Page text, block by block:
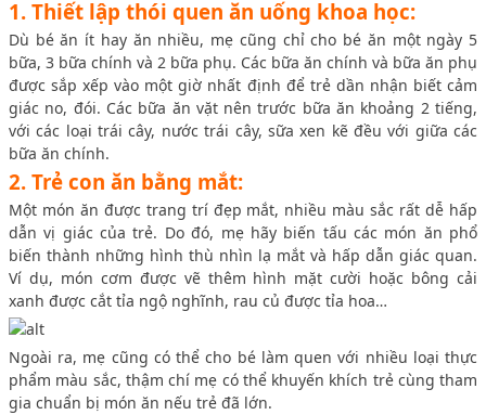
1. Thiết lập thói quen ăn uống khoa học:
Dù bé ăn ít hay ăn nhiều, mẹ cũng chỉ cho bé ăn một ngày 5
bữa, 3 bữa chính và 2 bữa phụ. Các bữa ăn chính và bữa ăn phụ
được sắp xếp vào một giờ nhất định để trẻ dần nhận biết cảm
giác no, đói. Các bữa ăn vặt nên trước bữa ăn khoảng 2 tiếng,
với các loại trái cây, nước trái cây, sữa xen kẽ đều với giữa các
bữa ăn chính.
2. Trẻ con ăn bằng mắt:
Một món ăn được trang trí đẹp mắt, nhiều màu sắc rất dễ hấp
dẫn vị giác của trẻ. Do đó, mẹ hãy biến tấu các món ăn phổ
biến thành những hình thù nhìn lạ mắt và hấp dẫn giác quan.
Ví dụ, món cơm được vẽ thêm hình mặt cười hoặc bông cải
xanh được cắt tỉa ngộ nghĩnh, rau củ được tỉa hoa…
Ngoài ra, mẹ cũng có thể cho bé làm quen với nhiều loại thực
phẩm màu sắc, thậm chí mẹ có thể khuyến khích trẻ cùng tham
gia chuẩn bị món ăn nếu trẻ đã lớn.